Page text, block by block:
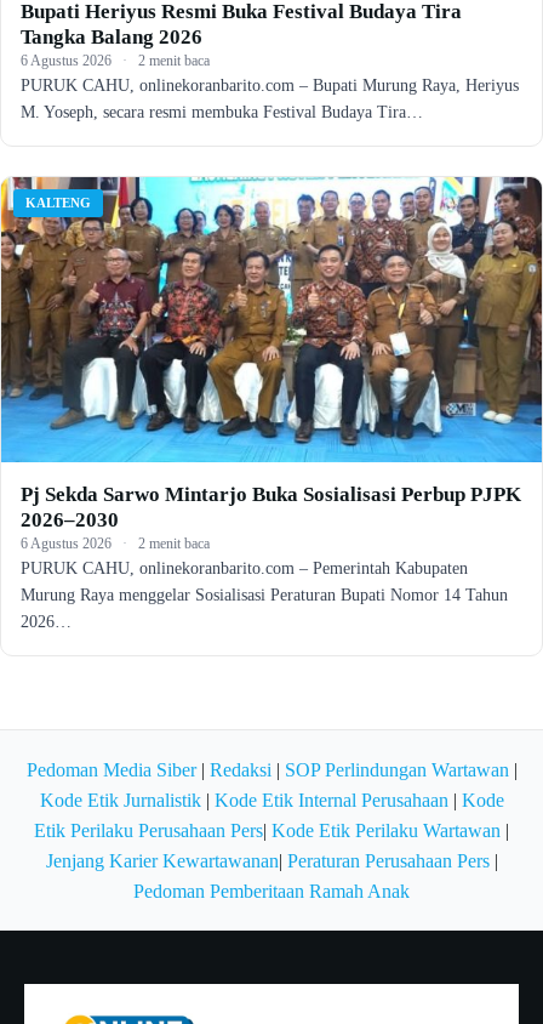
Bupati Heriyus Resmi Buka Festival Budaya Tira
Tangka Balang 2026
6 Agustus 2026 · 2 menit baca
PURUK CAHU, onlinekoranbarito.com – Bupati Murung Raya, Heriyus
M. Yoseph, secara resmi membuka Festival Budaya Tira…
KALTENG
Pj Sekda Sarwo Mintarjo Buka Sosialisasi Perbup PJPK
2026–2030
6 Agustus 2026 · 2 menit baca
PURUK CAHU, onlinekoranbarito.com – Pemerintah Kabupaten
Murung Raya menggelar Sosialisasi Peraturan Bupati Nomor 14 Tahun
2026…
Pedoman Media Siber| Redaksi | SOP Perlindungan Wartawan |
Kode Etik Jurnalistik| Kode Etik Internal Perusahaan | Kode
Etik Perilaku Perusahaan Pers| Kode Etik Perilaku Wartawan |
Jenjang Karier Kewartawanan| Peraturan Perusahaan Pers|
Pedoman Pemberitaan Ramah Anak